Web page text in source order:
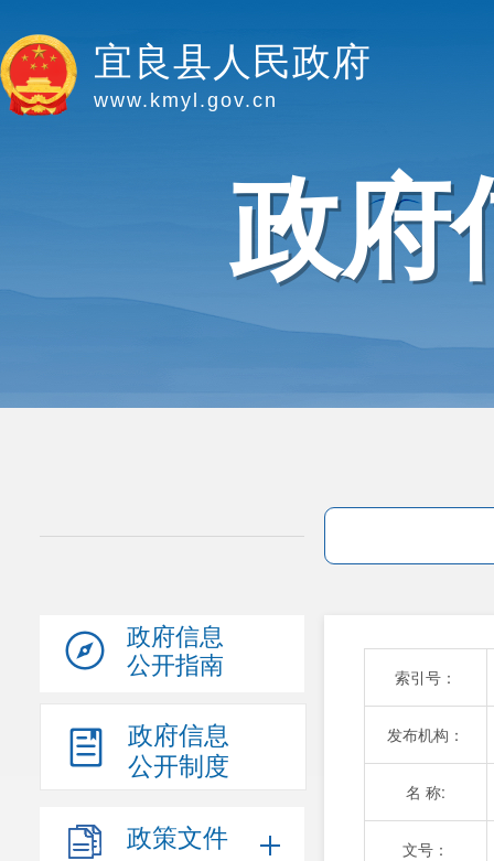
宜良县人民政府
www.kmyl.gov.cn
政府
政府信息
公开指南
政府信息
公开制度
政策文件
索引号：
发布机构：
名 称:
文号：